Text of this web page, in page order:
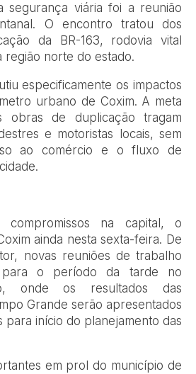
segurança viária foi a reunião
O encontro tratou dos
da BR-163, rodovia vital
região norte do estado.
especificamente os impactos
urbano de Coxim. A meta
obras de duplicação tragam
e motoristas locais, sem
ao comércio e o fluxo de
na capital, o
ainda nesta sexta-feira. De
novas reuniões de trabalho
para o período da tarde no
onde os resultados das
Grande serão apresentados
para início do planejamento das
em prol do município de